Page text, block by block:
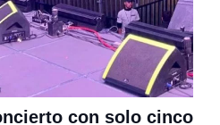
con solo cinco